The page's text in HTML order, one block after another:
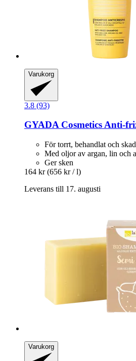
Varukorg
3.8 (93)
GYADA CosmeticsAnti-​
För torrt, behandlat och
Med oljor av argan, lin och
Ger sken
164 kr (656 kr / l)
Leverans till 17. augusti
Varukorg